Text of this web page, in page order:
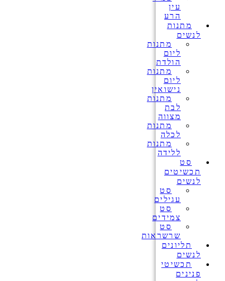
עין
הרע
מתנות
לנשים
מתנות
ליום
הולדת
מתנות
ליום
נישואין
מתנות
לבת
מצווה
מתנות
לכלה
מתנות
ללידה
סט
תכשיטים
לנשים
סט
עגילים
סט
צמידים
סט
שרשראות
תליונים
לנשים
תכשיטי
פנינים